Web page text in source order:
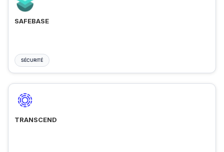
SAFEBASE
SÉCURITÉ
TRANSCEND